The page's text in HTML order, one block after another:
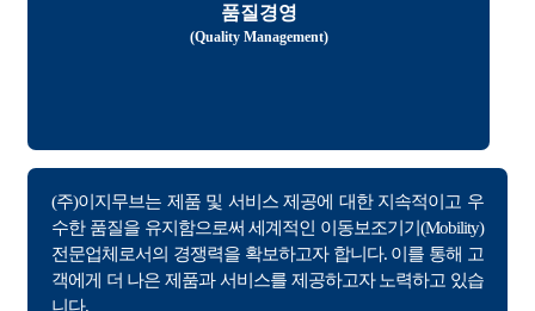
품질경영
(Quality Management)
(주)이지무브는 제품 및 서비스 제공에 대한 지속적이고 우
수한 품질을 유지함으로써 세계적인 이동보조기기(Mobility)
전문업체로서의 경쟁력을 확보하고자 합니다. 이를 통해 고
객에게 더 나은 제품과 서비스를 제공하고자 노력하고 있습
니다.